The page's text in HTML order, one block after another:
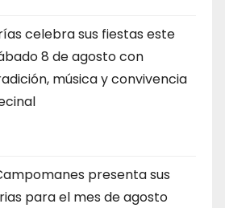
celebra sus fiestas este
8 de agosto con
música y convivencia
presenta sus
para el mes de agosto